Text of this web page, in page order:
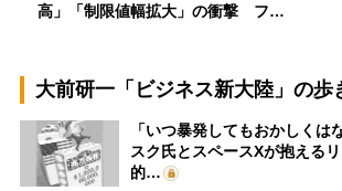
高」「制限値幅拡大」の衝撃 フ…
大前研一「ビジネス新大陸」の歩
「いつ暴発してもおかしくは
スク氏とスペースXが抱える
的…